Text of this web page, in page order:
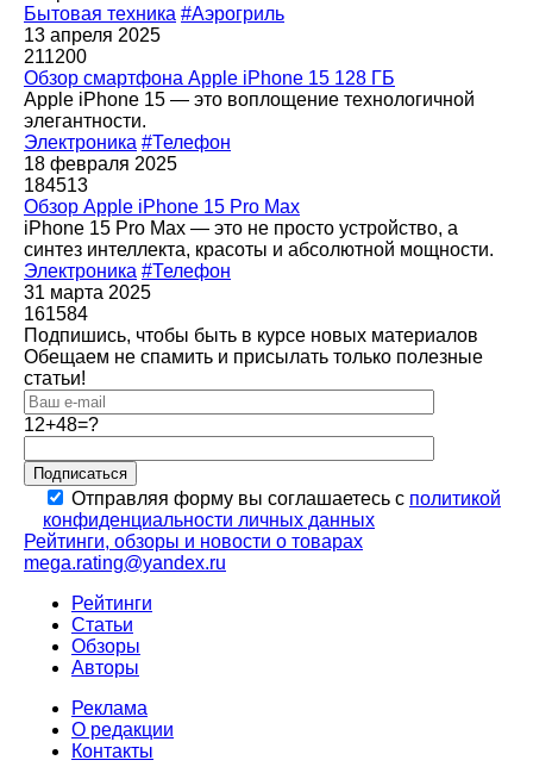
Бытовая техника #Аэрогриль
13 апреля 2025
211200
Обзор смартфона Apple iPhone 15 128 ГБ
Apple iPhone 15 — это воплощение технологичной
элегантности.
Электроника #Телефон
18 февраля 2025
184513
Обзор Apple iPhone 15 Pro Max
iPhone 15 Pro Max — это не просто устройство, а
синтез интеллекта, красоты и абсолютной мощности.
Электроника #Телефон
31 марта 2025
161584
Подпишись, чтобы быть в курсе новых материалов
Обещаем не спамить и присылать только полезные
статьи!
12+48=?
Подписаться
Отправляя форму вы соглашаетесь с политикой
конфиденциальности личных данных
Рейтинги, обзоры и новости о товарах
mega.rating@yandex.ru
Рейтинги
Статьи
Обзоры
Авторы
Реклама
О редакции
Контакты